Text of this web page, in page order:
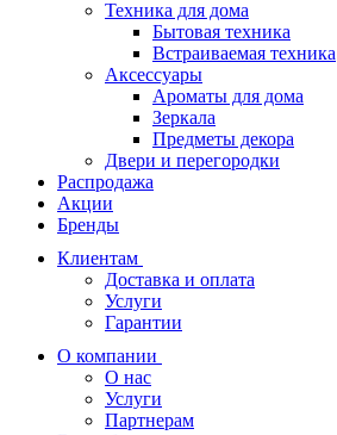
Техника для дома
Бытовая техника
Встраиваемая техника
Аксессуары
Ароматы для дома
Зеркала
Предметы декора
Двери и перегородки
Распродажа
Акции
Бренды
Клиентам
Доставка и оплата
Услуги
Гарантии
О компании
О нас
Услуги
Партнерам